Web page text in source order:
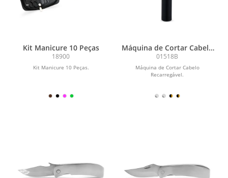
Kit Manicure 10 Peças
18900
Kit Manicure 10 Peças.
Máquina de Cortar Cabelo
Recarregável
01518B
Máquina de Cortar Cabelo
Recarregável.